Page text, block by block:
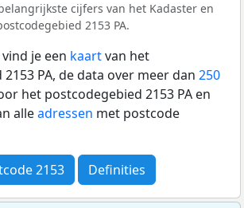
cijfers van het Kadaster en
2153 PA.
je een kaartvan het
PA, de data over meer dan 250
het postcodegebied 2153 PA en
alleadressen met postcode
2153 Definities